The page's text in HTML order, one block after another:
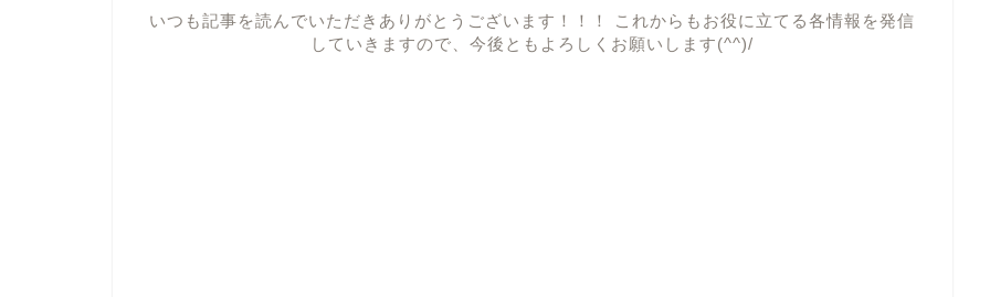
いつも記事を読んでいただきありがとうございます！！！ これからもお役に立てる各情報を発信
していきますので、今後ともよろしくお願いします(^^)/